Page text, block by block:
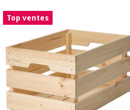
Top ventes